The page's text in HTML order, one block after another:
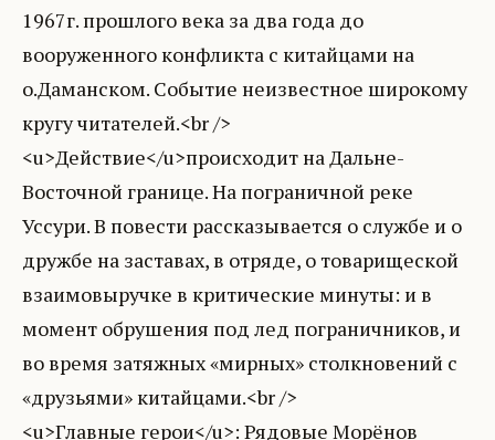
1967г. прошлого века за два года до
вооруженного конфликта с китайцами на
о.Даманском. Событие неизвестное широкому
кругу читателей.<br />
<u>Действие</u>происходит на Дальне-
Восточной границе. На пограничной реке
Уссури. В повести рассказывается о службе и о
дружбе на заставах, в отряде, о товарищеской
взаимовыручке в критические минуты: и в
момент обрушения под лед пограничников, и
во время затяжных «мирных» столкновений с
«друзьями» китайцами.<br />
<u>Главные герои</u>: Рядовые Морёнов